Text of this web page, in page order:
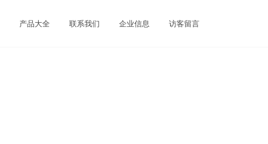
产品大全 联系我们 企业信息 访客留言